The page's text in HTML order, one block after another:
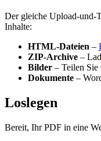
Der gleiche Upload-und-
Inhalte:
HTML-Dateien –
ZIP-Archive –
Bilder – Teilen Sie
Dokumente –
Loslegen
Bereit, Ihr PDF in eine